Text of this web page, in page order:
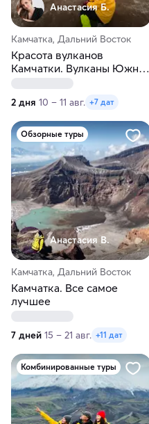
Анастасия Б.
Камчатка, Дальний Восток
Красота вулканов
Камчатки. Вулканы Южно-
2 дня 10 – 11 авг. +7 дат
Обзорные туры
Анастасия В.
Камчатка, Дальний Восток
Камчатка. Все самое
лучшее
7 дней 15 – 21 авг. +11 дат
Комбинированные туры